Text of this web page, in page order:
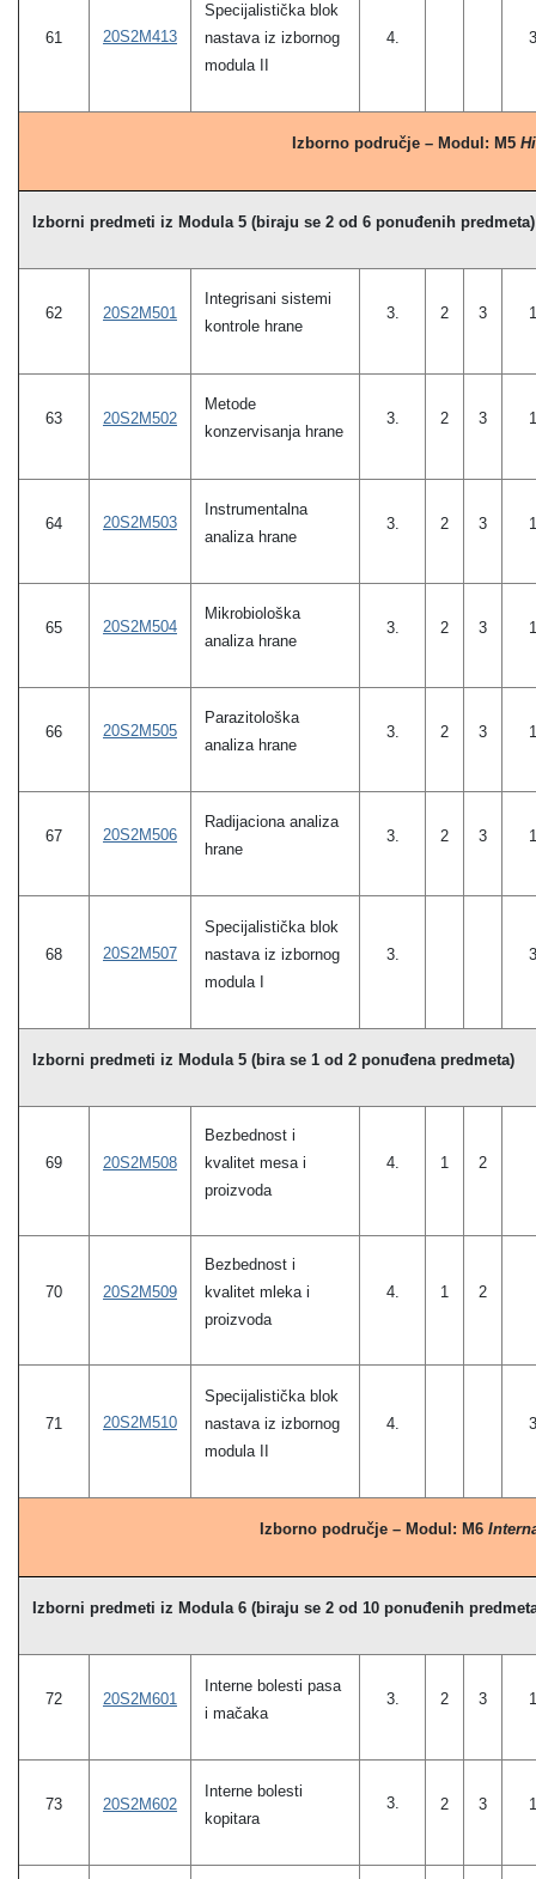
61 20S2M413
Specijalistička blok
nastava iz izbornog
modula II
4. 3
Izborno područje – Modul: M5
Izborni predmeti iz Modula 5 (biraju se 2 od 6 ponuđenih predmeta)
62 20S2M501
Integrisani sistemi
kontrole hrane
3. 2 3 1
63 20S2M502
Metode
konzervisanja hrane
3. 2 3 1
64 20S2M503
Instrumentalna
analiza hrane
3. 2 3 1
65 20S2M504
Mikrobiološka
analiza hrane
3. 2 3 1
66 20S2M505
Parazitološka
analiza hrane
3. 2 3 1
67 20S2M506
Radijaciona analiza
hrane
3. 2 3 1
68 20S2M507
Specijalistička blok
nastava iz izbornog
modula I
3. 3
Izborni predmeti iz Modula 5 (bira se 1 od 2 ponuđena predmeta)
69 20S2M508
Bezbednost i
kvalitet mesa i
proizvoda
4. 1 2
70 20S2M509
Bezbednost i
kvalitet mleka i
proizvoda
4. 1 2
71 20S2M510
Specijalistička blok
nastava iz izbornog
modula II
4. 3
Izborno područje – Modul: M6
Izborni predmeti iz Modula 6 (biraju se 2 od 10 ponuđenih
72 20S2M601
Interne bolesti pasa
i mačaka
3. 2 3 1
73 20S2M602
Interne bolesti
kopitara
3. 2 3 1